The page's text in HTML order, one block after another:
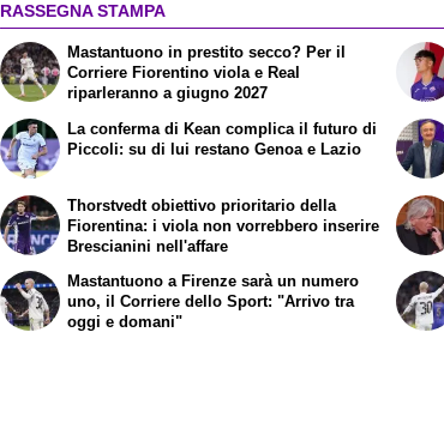
RASSEGNA STAMPA
Mastantuono in prestito secco? Per il
Corriere Fiorentino viola e Real
riparleranno a giugno 2027
La conferma di Kean complica il futuro di
Piccoli: su di lui restano Genoa e Lazio
Thorstvedt obiettivo prioritario della
Fiorentina: i viola non vorrebbero inserire
Brescianini nell'affare
Mastantuono a Firenze sarà un numero
uno, il Corriere dello Sport: "Arrivo tra
oggi e domani"